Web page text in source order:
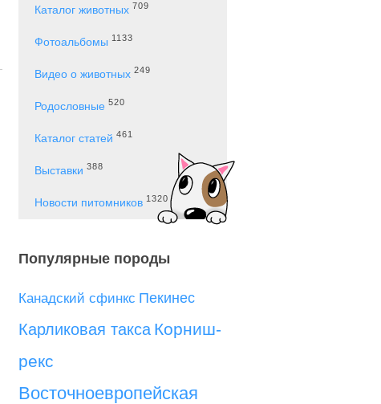
Каталог животных 709
Фотоальбомы 1133
Видео о животных 249
Родословные 520
Каталог статей 461
Выставки 388
Новости питомников 1320
Популярные породы
Канадский сфинкс Пекинес
Карликовая такса Корниш-
рекс
Восточноевропейская